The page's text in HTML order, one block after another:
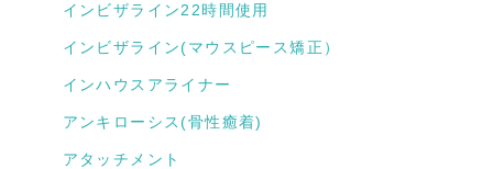
インビザライン22時間使用
インビザライン(マウスピース矯正）
インハウスアライナー
アンキローシス(骨性癒着)
アタッチメント